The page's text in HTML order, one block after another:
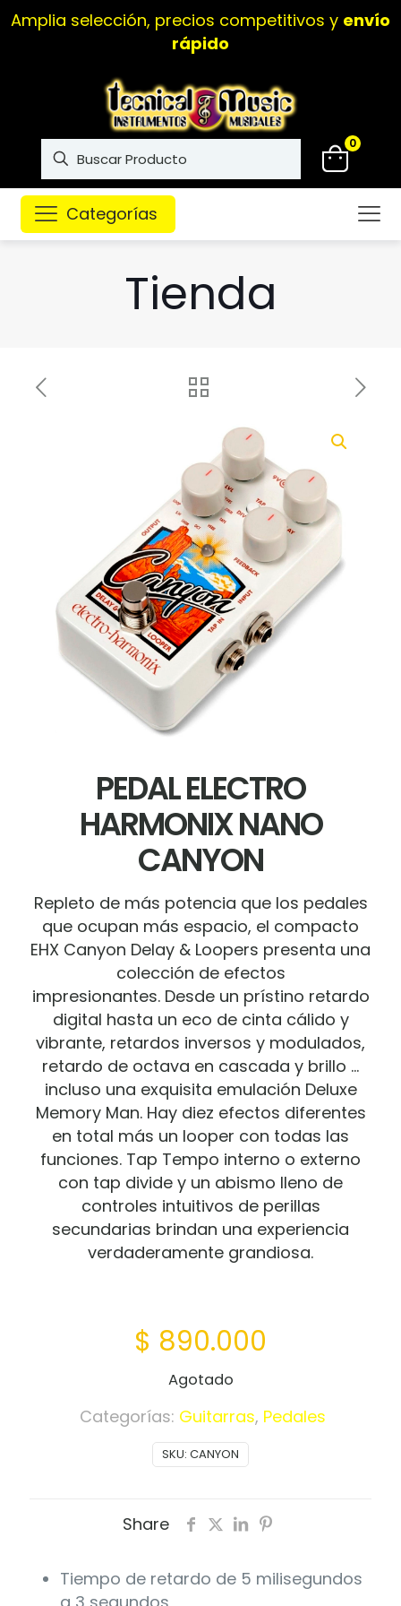
Amplia selección, precios competitivos y envío
rápido
0
Categorías
Tienda
PEDAL ELECTRO
HARMONIX NANO
CANYON
Repleto de más potencia que los pedales
que ocupan más espacio, el compacto
EHX Canyon Delay & Loopers presenta una
colección de efectos
impresionantes. Desde un prístino retardo
digital hasta un eco de cinta cálido y
vibrante, retardos inversos y modulados,
retardo de octava en cascada y brillo …
incluso una exquisita emulación Deluxe
Memory Man. Hay diez efectos diferentes
en total más un looper con todas las
funciones. Tap Tempo interno o externo
con tap divide y un abismo lleno de
controles intuitivos de perillas
secundarias brindan una experiencia
verdaderamente grandiosa.
$ 890.000
Agotado
SKU: CANYON
Categorías: Guitarras, Pedales
Share
Tiempo de retardo de 5 milisegundos